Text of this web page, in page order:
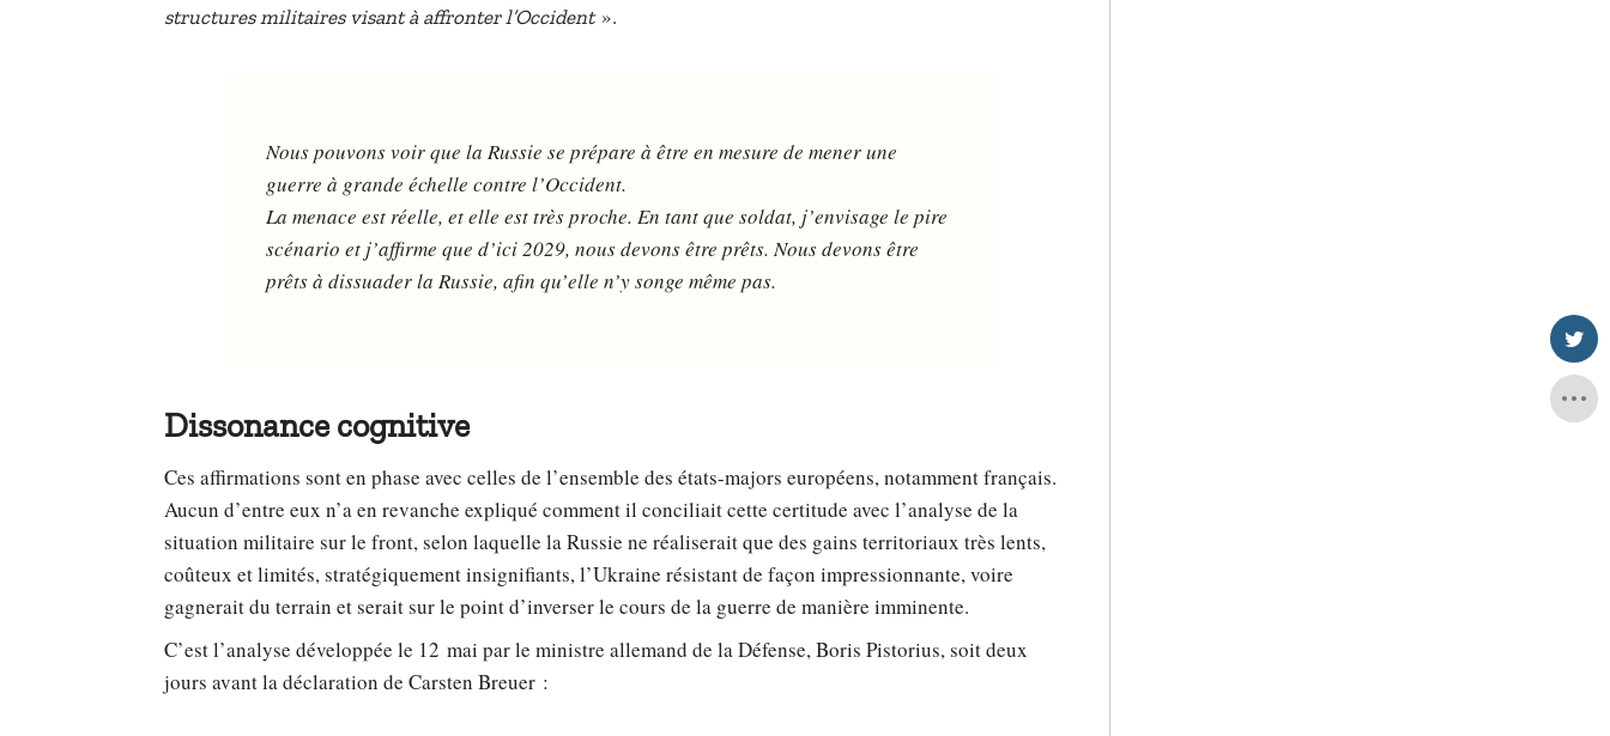
structures militaires visant à affronter l’Occident».
Nous pouvons voir que la Russie se prépare à être en mesure de mener une
guerre à grande échelle contre l’Occident.
La menace est réelle, et elle est très proche. En tant que soldat, j’envisage le pire
scénario et j’affirme que d’ici 2029, nous devons être prêts. Nous devons être
prêts à dissuader la Russie, afin qu’elle n’y songe même pas.
Dissonance cognitive
Ces affirmations sont en phase avec celles de l’ensemble des états-majors européens, notamment français.
Aucun d’entre eux n’a en revanche expliqué comment il conciliait cette certitude avec l’analyse de la
situation militaire sur le front, selon laquelle la Russie ne réaliserait que des gains territoriaux très lents,
coûteux et limités, stratégiquement insignifiants, l’Ukraine résistant de façon impressionnante, voire
gagnerait du terrain et serait sur le point d’inverser le cours de la guerre de manière imminente.
C’est l’analyse développée le 12 mai par le ministre allemand de la Défense, Boris Pistorius, soit deux
jours avant la déclaration de Carsten Breuer :